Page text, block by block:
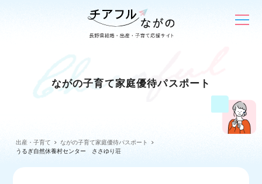
ながの子育て家庭優待パスポート
出産・子育て
ながの子育て家庭優待パスポート
うるぎ自然休養村センター ささゆり荘